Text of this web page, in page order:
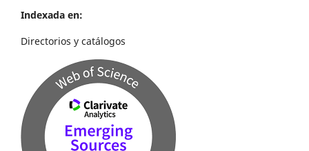
Indexada en:
Directorios y catálogos